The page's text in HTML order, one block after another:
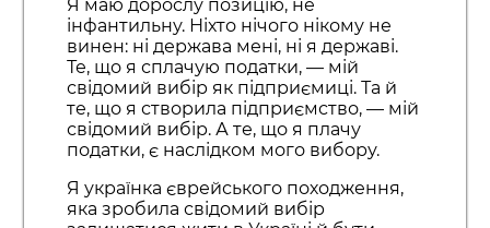
Я маю дорослу позицію, не
інфантильну. Ніхто нічого нікому не
винен: ні держава мені, ні я державі.
Те, що я сплачую податки, — мій
свідомий вибір як підприємиці. Та й
те, що я створила підприємство, — мій
свідомий вибір. А те, що я плачу
податки, є наслідком мого вибору.
Я українка єврейського походження,
яка зробила свідомий вибір